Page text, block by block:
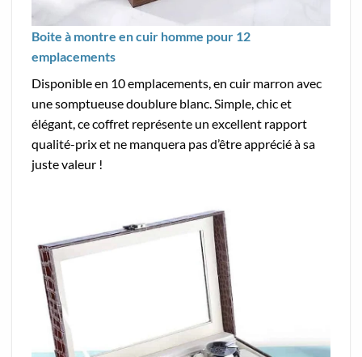
Boite à montre en cuir homme pour 12
emplacements
Disponible en 10 emplacements, en cuir marron avec
une somptueuse doublure blanc. Simple, chic et
élégant, ce coffret représente un excellent rapport
qualité-prix et ne manquera pas d’être apprécié à sa
juste valeur !